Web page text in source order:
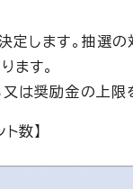
します。抽選の
ます。
は奨励金の上限
数】